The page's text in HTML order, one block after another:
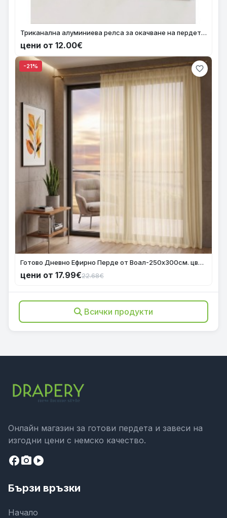
Триканална алуминиева релса за окачване на пердета с размер от 1.00м. до 4.50м. дължина, произведена в България 3965-15
цени от 12.00€
-21% favorite_border
Готово Дневно Ефирно Перде от Воал-250х300см. цвят Крем с оловна нишка, за Релса или Тръбен Корниз код-610001
цени от 17.99€22.68€
Всички продукти
Онлайн магазин за готови пердета и завеси на
изгодни цени с немско качество.
facebookcamera_altplay_circle
Бързи връзки
Начало